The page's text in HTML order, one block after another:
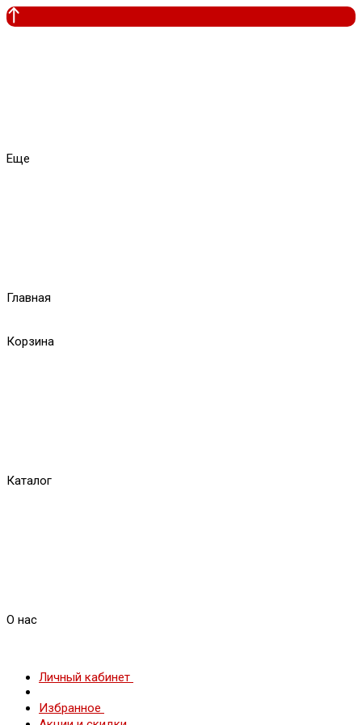
Еще
Главная
Корзина
Каталог
О нас
Личный кабинет
Избранное